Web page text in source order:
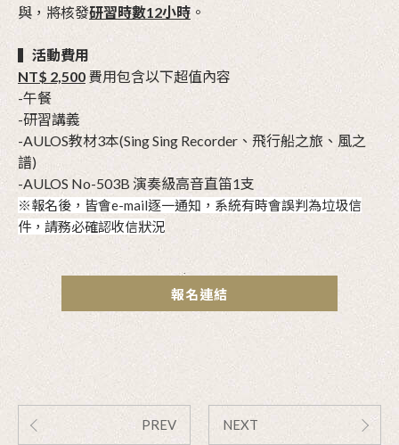
與，將核發研習時數12小時 。
▍活動費用
NT$ 2,500 費用包含以下超值內容
-午餐
-研習講義
-AULOS教材3本(Sing Sing Recorder、飛行船之旅、風之
譜)
-AULOS No-503B 演奏級高音直笛1支
※報名後，皆會e-mail逐一通知，系統有時會誤判為垃圾信
件，請務必確認收信狀況
報名連結
PREV NEXT